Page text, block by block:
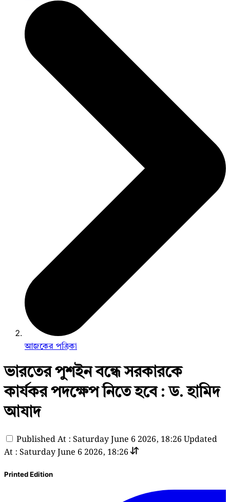
আজকের পত্রিকা
ভারতের পুশইন বন্ধে সরকারকে
কার্যকর পদক্ষেপ নিতে হবে : ড. হামিদ
আযাদ
Published At : Saturday June 6 2026, 18:26 Updated
At : Saturday June 6 2026, 18:26
Printed Edition